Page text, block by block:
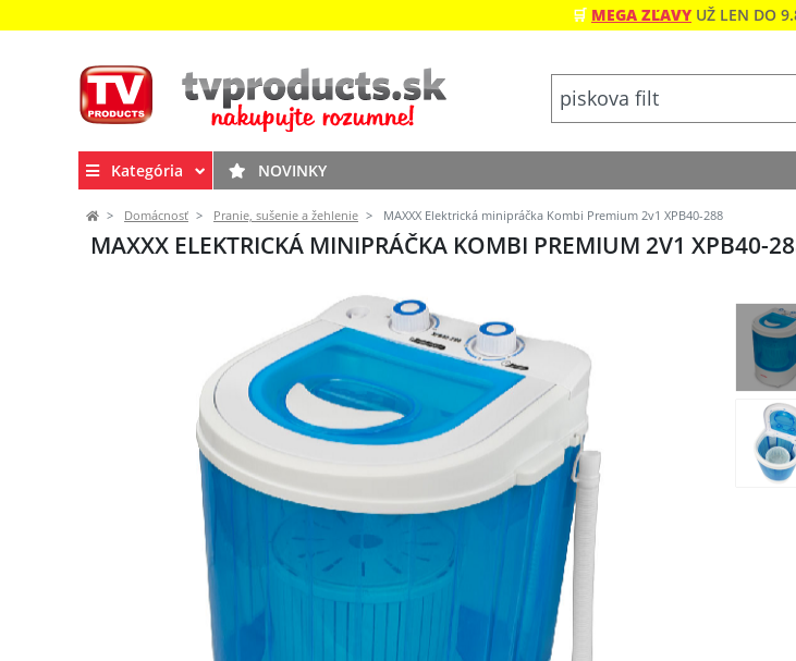
🛒 MEGA ZĽAVY UŽ LEN DO
Kategória NOVINKY
Domácnosť Pranie, sušenie a žehlenie MAXXX Elektrická minipráčka Kombi Premium 2v1 XPB40-288
MAXXX ELEKTRICKÁ MINIPRÁČKA KOMBI PREMIUM 2V1 XPB40-